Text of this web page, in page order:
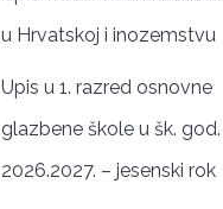
u Hrvatskoj i inozemstvu
Upis u 1. razred osnovne
glazbene škole u šk. god.
2026.2027. – jesenski rok